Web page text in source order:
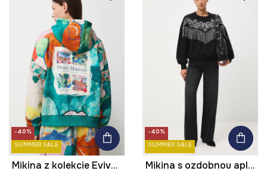
-40%
SUMMER SALE
Mikina z kolekcie Eviva L'arte
-40%
SUMMER SALE
Mikina s ozdobnou aplikáciou